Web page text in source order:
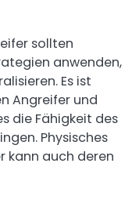
sollten
anwenden,
Es ist
Angreifer und
die Fähigkeit des
Physisches
kann auch deren